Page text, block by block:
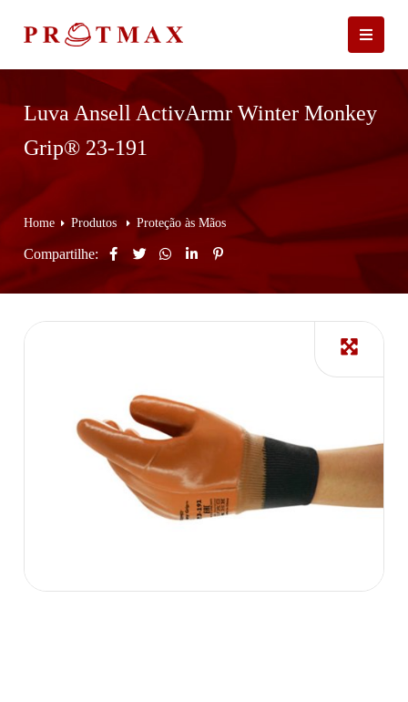
Luva Ansell ActivArmr Winter Monkey
Grip® 23-191
Home Produtos Proteção às Mãos
Compartilhe: